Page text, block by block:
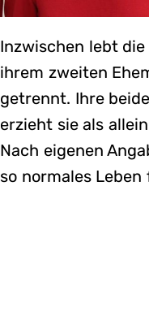
Inzwischen lebt
ihrem zweiten
getrennt. Ihre
erzieht sie als
Nach eigenen
so normales